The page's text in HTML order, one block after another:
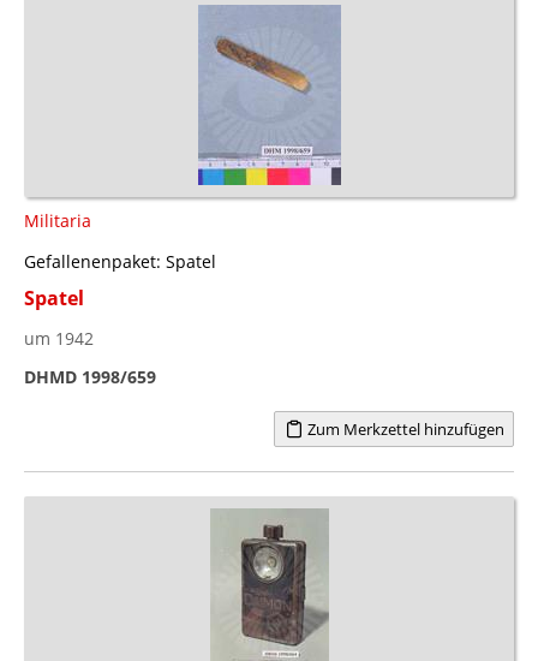
Militaria
Gefallenenpaket: Spatel
Spatel
um 1942
DHMD 1998/659
Zum Merkzettel hinzufügen